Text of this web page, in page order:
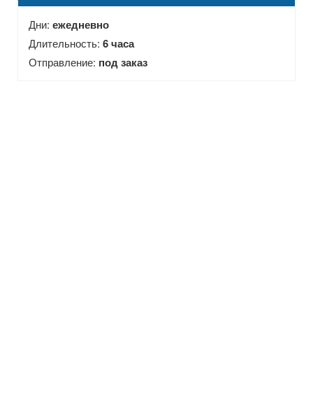
Дни: ежедневно
Длительность: 6 часа
Отправление: под заказ